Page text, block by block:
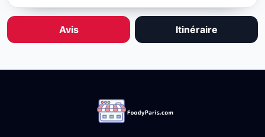
Avis Itinéraire